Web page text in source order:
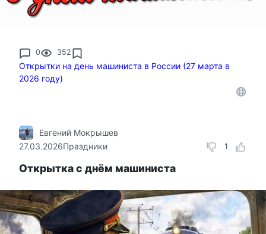
0 352
Открытки на день машиниста в России (27 марта в
2026 году)
1
Евгений Мокрышев
27.03.2026Праздники
Открытка с днём машиниста